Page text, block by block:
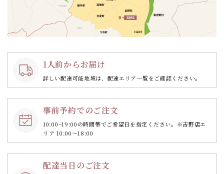
1人前からお届け
詳しい配達可能地域は、配達エリア一覧をご確認ください。
事前予約でのご注文
10:00~19:00の時間帯でご希望日を指定ください。 ※吉野店エ
リア 10:00～18:00
配達当日のご注文